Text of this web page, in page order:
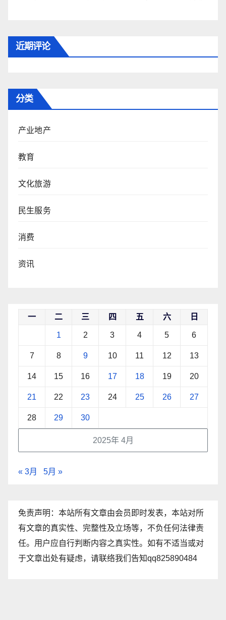
近期评论
分类
产业地产
教育
文化旅游
民生服务
消费
资讯
2025年 4月
一 二 三 四 五 六 日
1 2 3 4 5 6
7 8 9 10 11 12 13
14 15 16 17 18 19 20
21 22 23 24 25 26 27
28 29 30
« 3月 5月 »
免责声明：本站所有文章由会员即时发表，本站对所
有文章的真实性、完整性及立场等，不负任何法律责
任。用户应自行判断内容之真实性。如有不适当或对
于文章出处有疑虑，请联络我们告知qq825890484